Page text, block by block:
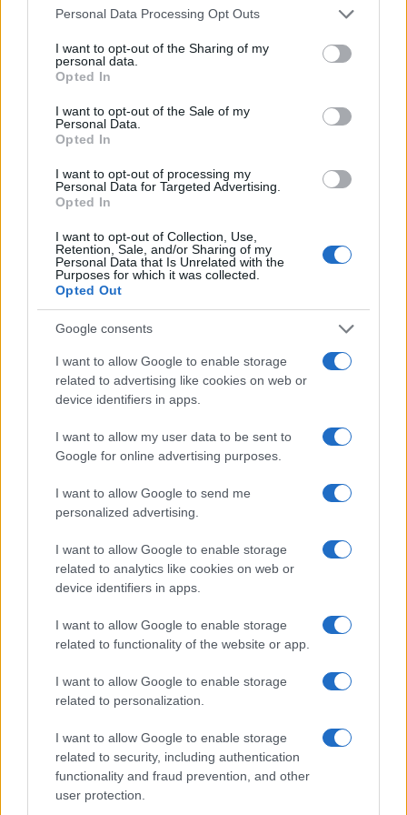
Please note that this website/app uses one or more Google
not limited to your visit or usage behaviour. You may click to
grant or deny consent to Google and its third-party tags to
use your data for below specified purposes in below Google
consent section.
Personal Data Processing Opt Outs
I want to opt-out of the Sharing of my
personal data.
Opted In
I want to opt-out of the Sale of my
Personal Data.
Opted In
I want to opt-out of processing my
Personal Data for Targeted Advertising.
Opted In
I want to opt-out of Collection, Use,
Retention, Sale, and/or Sharing of my
Personal Data that Is Unrelated with the
Purposes for which it was collected.
Opted Out
Google consents
I want to allow Google to enable storage
related to advertising like cookies on web or
device identifiers in apps.
I want to allow my user data to be sent to
Google for online advertising purposes.
I want to allow Google to send me
personalized advertising.
I want to allow Google to enable storage
related to analytics like cookies on web or
device identifiers in apps.
I want to allow Google to enable storage
related to functionality of the website or app.
I want to allow Google to enable storage
related to personalization.
I want to allow Google to enable storage
related to security, including authentication
functionality and fraud prevention, and other
user protection.
Fiumicino, squalo attacca un
lungomare romano
rossa. Approvato il nuovo
decreto legge anti-Covid
Precedente
SINDACO DI ROMA
Salvini sbeffeggia
Calenda
Roma verso la fine
dello smart
working: possibili
automobilisti e
Municipio VII raggi ultime-notizie
ARTICOLI CORRELATI
terrore sul lungomare romano
UFFICIALE: il Lazio torna in zona rossa. Approvato il
nuovo decreto legge anti-Covid